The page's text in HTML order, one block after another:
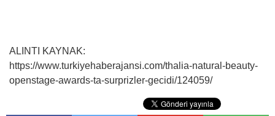
ALINTI KAYNAK:
https://www.turkiyehaberajansi.com/thalia-natural-beauty-
openstage-awards-ta-surprizler-gecidi/124059/